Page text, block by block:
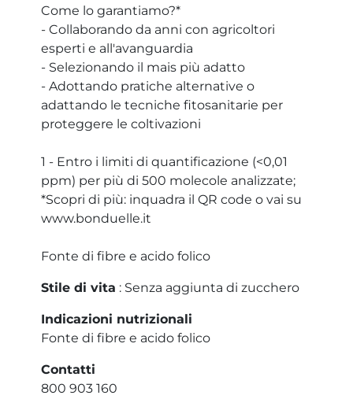
Come lo garantiamo?*
- Collaborando da anni con agricoltori
esperti e all'avanguardia
- Selezionando il mais più adatto
- Adottando pratiche alternative o
adattando le tecniche fitosanitarie per
proteggere le coltivazioni
1 - Entro i limiti di quantificazione (<0,01
ppm) per più di 500 molecole analizzate;
*Scopri di più: inquadra il QR code o vai su
www.bonduelle.it
Fonte di fibre e acido folico
Stile di vita : Senza aggiunta di zucchero
Indicazioni nutrizionali
Fonte di fibre e acido folico
Contatti
800 903 160